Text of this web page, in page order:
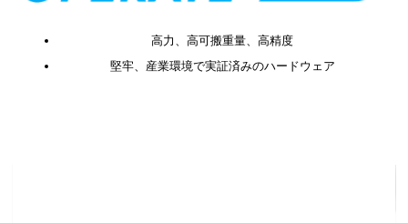
高力、高可搬重量、高精度
堅牢、産業環境で実証済みのハードウェア